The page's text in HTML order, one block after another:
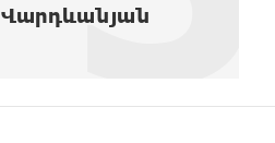
Վարդևանյան